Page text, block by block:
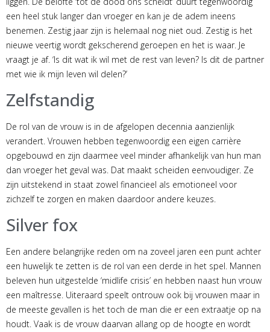
een heel stuk langer dan vroeger en kan je de adem ineens
benemen. Zestig jaar zijn is helemaal nog niet oud. Zestig is het
nieuwe veertig wordt gekscherend geroepen en het is waar. Je
vraagt je af. ‘Is dit wat ik wil met de rest van leven? Is dit de partner
met wie ik mijn leven wil delen?’
Zelfstandig
De rol van de vrouw is in de afgelopen decennia aanzienlijk
verandert. Vrouwen hebben tegenwoordig een eigen carrière
opgebouwd en zijn daarmee veel minder afhankelijk van hun man
dan vroeger het geval was. Dat maakt scheiden eenvoudiger. Ze
zijn uitstekend in staat zowel financieel als emotioneel voor
zichzelf te zorgen en maken daardoor andere keuzes.
Silver fox
Een andere belangrijke reden om na zoveel jaren een punt achter
een huwelijk te zetten is de rol van een derde in het spel. Mannen
beleven hun uitgestelde ‘midlife crisis’ en hebben naast hun vrouw
een maîtresse. Uiteraard speelt ontrouw ook bij vrouwen maar in
de meeste gevallen is het toch de man die er een extraatje op na
houdt. Vaak is de vrouw daarvan allang op de hoogte en wordt